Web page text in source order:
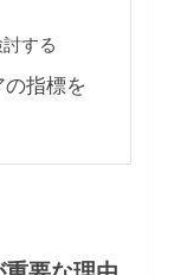
する
の指標を